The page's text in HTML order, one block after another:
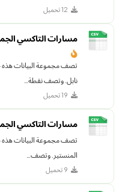
مسارات التاكسي
تصف مجموعة البيانات هذه
نابل. وتصف نقطة…
مسارات التاكسي
تصف مجموعة البيانات هذه
المنستير. وتصف…